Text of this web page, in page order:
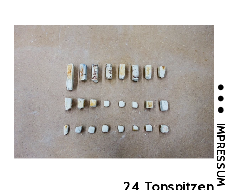
IMPRESSUM
24 Tonspitzen